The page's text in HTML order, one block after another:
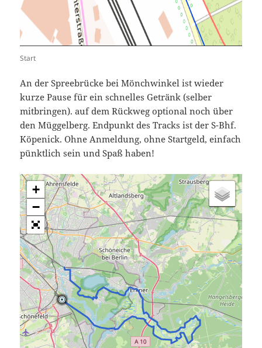
Start
An der Spreebrücke bei Mönchwinkel ist wieder
kurze Pause für ein schnelles Getränk (selber
mitbringen). auf dem Rückweg optional noch über
den Müggelberg. Endpunkt des Tracks ist der S-Bhf.
Köpenick. Ohne Anmeldung, ohne Startgeld, einfach
pünktlich sein und Spaß haben!
+
−